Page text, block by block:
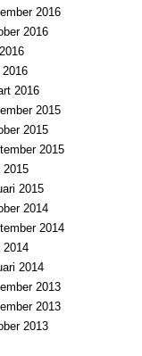
2016
2016
2016
2015
2015
2015
2015
2015
2014
2014
2014
2014
2013
2013
2013